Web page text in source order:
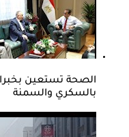
الصحة تستعين
بالسكري والسمنة